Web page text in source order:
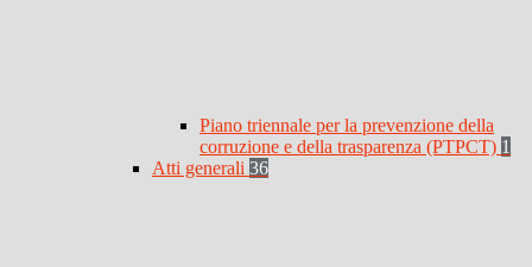
Piano triennale per la prevenzione della
corruzione e della trasparenza (PTPCT) 1
Atti generali 36